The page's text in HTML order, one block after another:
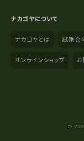
ナカゴヤについて
ナカゴヤとは 試乗会
オンラインショップ
©